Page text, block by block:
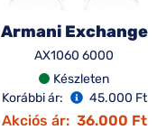
Armani Exchange
AX1060 6000
Készleten
Korábbi ár:
45.000 Ft
Akciós ár: 36.000 Ft